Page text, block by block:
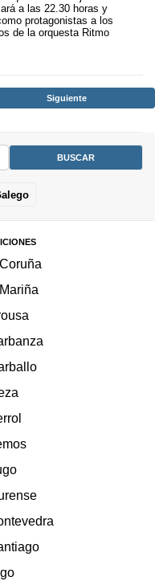
a las 22.30 horas y
protagonistas a los
de la orquesta Ritmo
Siguiente